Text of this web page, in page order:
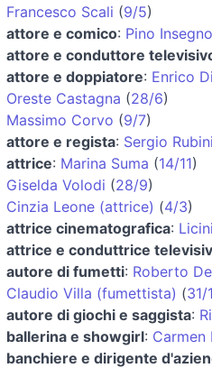
Francesco Scali (9/5)
attore e comico: Pino Insegno
attore e conduttore
attore e doppiatore: Enrico
Oreste Castagna (28/6)
Massimo Corvo (9/7)
attore e regista: Sergio Rubini
attrice: Marina Suma (14/11)
Giselda Volodi (28/9)
Cinzia Leone (attrice) (4/3)
attrice cinematografica:
attrice e conduttrice
autore di fumetti: Roberto
Claudio Villa (fumettista) (31/
autore di giochi e saggista:
ballerina e showgirl: Carmen
banchiere e dirigente